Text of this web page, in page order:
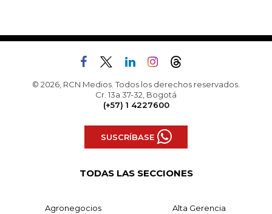
© 2026, RCN Medios. Todos los derechos reservados.
Cr. 13a 37-32, Bogotá
(+57) 1 4227600
SUSCRÍBASE
TODAS LAS SECCIONES
Agronegocios Alta Gerencia